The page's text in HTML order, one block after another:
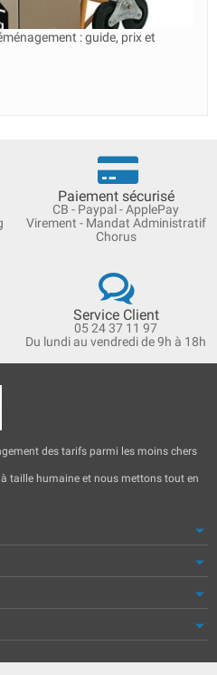
: guide, prix et
Paiement sécurisé
CB - Paypal - ApplePay
Virement - Mandat Administratif
Chorus
Service Client
05 24 37 11 97
Du lundi au vendredi de 9h à 18h
des tarifs parmi les moins chers
taille humaine et nous mettons tout en